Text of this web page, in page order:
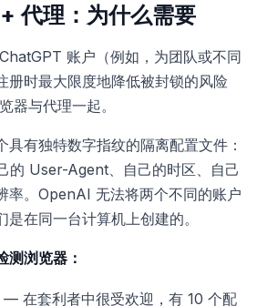
代理：为什么需要
账户（例如，为团队或不同
册时最大限度地降低被封锁的风险
器与代理一起。
具有独特数字指纹的隔离配置文件：
的 User-Agent、自己的时区、自己
率。OpenAI 无法将两个不同的账户
在同一台计算机上创建的。
测浏览器：
— 在套利者中很受欢迎，有 10 个配